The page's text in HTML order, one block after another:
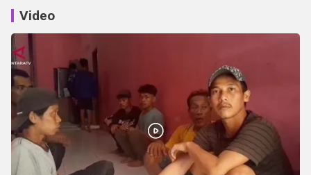
Video